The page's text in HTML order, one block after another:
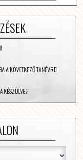
A KÖVETKEZŐ TANÉVRE!
KÉSZÜLVE?